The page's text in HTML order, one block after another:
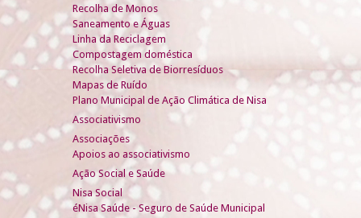
Recolha de Monos
Saneamento e Águas
Linha da Reciclagem
Compostagem doméstica
Recolha Seletiva de Biorresíduos
Mapas de Ruído
Plano Municipal de Ação Climática de Nisa
Associativismo
Associações
Apoios ao associativismo
Ação Social e Saúde
Nisa Social
éNisa Saúde - Seguro de Saúde Municipal